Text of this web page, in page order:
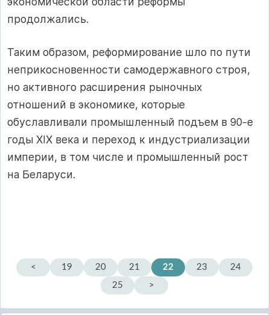
продолжались.
Таким образом, реформирование шло по пути
неприкосновенности самодержавного строя,
но активного расширения рыночных
отношений в экономике, которые
обуславливали промышленный подъем в 90-е
годы XIX века и переход к индустриализации
империи, в том числе и промышленный рост
на Беларуси.
< 19 20 21 22 23
24
25
>